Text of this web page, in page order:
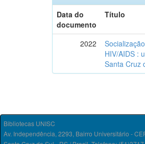
Data do
documento
Título
2022
HIV/AIDS :
Santa Cruz
Bibliotecas UNISC
Av. Independência, 2293, Bairro Universitário -